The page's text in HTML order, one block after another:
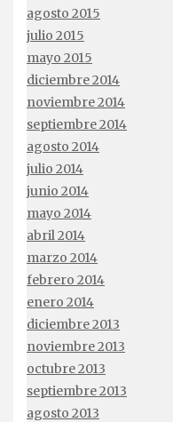
agosto 2015
julio 2015
mayo 2015
diciembre 2014
noviembre 2014
septiembre 2014
agosto 2014
julio 2014
junio 2014
mayo 2014
abril 2014
marzo 2014
febrero 2014
enero 2014
diciembre 2013
noviembre 2013
octubre 2013
septiembre 2013
agosto 2013